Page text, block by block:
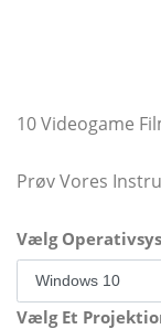
10 Videogame
Prøv Vores
Vælg
Vælg Et